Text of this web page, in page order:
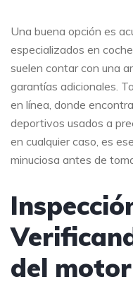
Una buena opción es
especializados en
suelen contar con una
garantías adicionales.
en línea, donde
deportivos usados a
en cualquier caso, es
minuciosa antes de
del